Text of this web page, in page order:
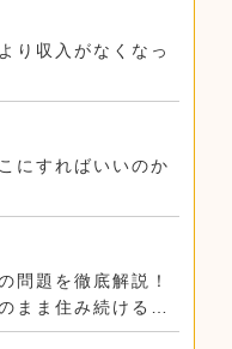
り収入がなくなっ
にすればいいのか
問題を徹底解説！
まま住み続けるた